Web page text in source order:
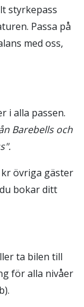
styrkepass
Passa på
med oss,
i alla passen.
Barebells och
övriga gäster
bokar ditt
ta bilen till
för alla nivåer